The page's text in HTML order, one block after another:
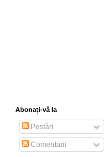
Abonați-vă la
Postări
Comentarii